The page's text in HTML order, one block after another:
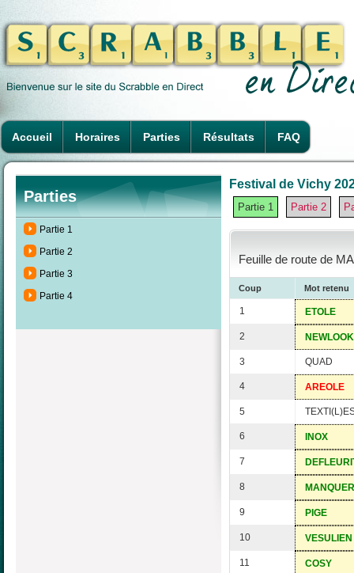
Accueil Horaires Parties Résultats FAQ
Parties
Partie 1
Partie 2
Partie 3
Partie 4
Festival de Vichy
Partie 1 Partie 2
Feuille de route de
Coup Mot retenu
1 ETOLE
2 NEWLOOK
3 QUAD
4 AREOLE
5
6 INOX
7
8 MANQUER
9 PIGE
10 VESULIEN
11 COSY